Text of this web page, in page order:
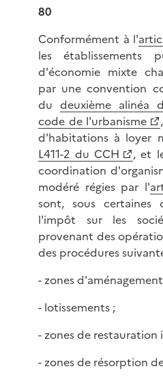
80
Conformément à l'
les établissements
d'économie mixte
par une convention
du deuxième alinéa
code de l'urbanisme
d'habitations à loyer
L411-2 du CCH
, et
coordination
modéré régies par l'
sont, sous certaines
l'impôt sur les
provenant des
des procédures
- zones
- lotissements ;
- zones de restauration
- zones de résorption